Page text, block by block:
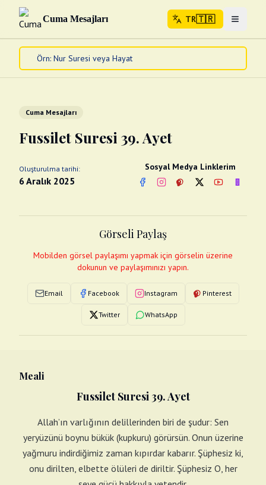
Cuma Mesajları TR🇹🇷 Menuyu
Ana Sayfa
Diğer
Abdest Videoları
Fotograflar
Cuma Mesajları
Fussilet Suresi 39. Ayet
Oluşturulma tarihi:
6 Aralık 2025
Sosyal Medya Linklerim
FacebookInstagram
PinterestTwitterYouTube
Görseli Paylaş
Mobilden görsel paylaşımı yapmak için görselin üzerine
dokunun ve paylaşımınızı yapın.
Email Facebook Instagram Pinterest
Twitter WhatsApp
Meali
Fussilet Suresi 39. Ayet
Allah’ın varlığının delillerinden biri de şudur: Sen
yeryüzünü boynu bükük (kupkuru) görürsün. Onun üzerine
yağmuru indirdiğimiz zaman kıpırdar kabarır. Şüphesiz ki,
onu dirilten, elbette ölüleri de diriltir. Şüphesiz O, her